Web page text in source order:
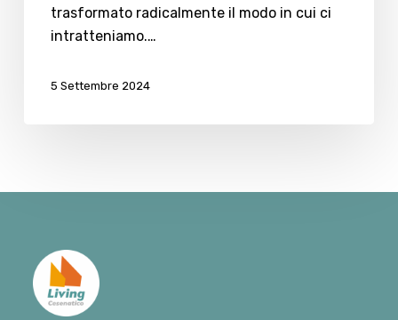
trasformato radicalmente il modo in cui ci
intratteniamo.…
5 Settembre 2024